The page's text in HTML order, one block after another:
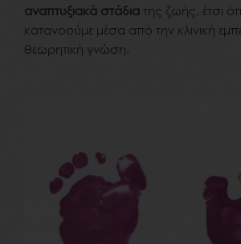
αναπτυξιακά στάδια της ζωής, έτσι
κατανοούμε μέσα από την κλινική
θεωρητική γνώση.